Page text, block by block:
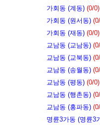
가회동 (계동) (0/0)
가회동 (원서동)
가회동 (재동) (0/0)
교남동 (교남동)
교남동 (교북동)
교남동 (송월동)
교남동 (평동) (0/0)
교남동 (행촌동)
교남동 (홍파동)
명륜3가동 (명륜3